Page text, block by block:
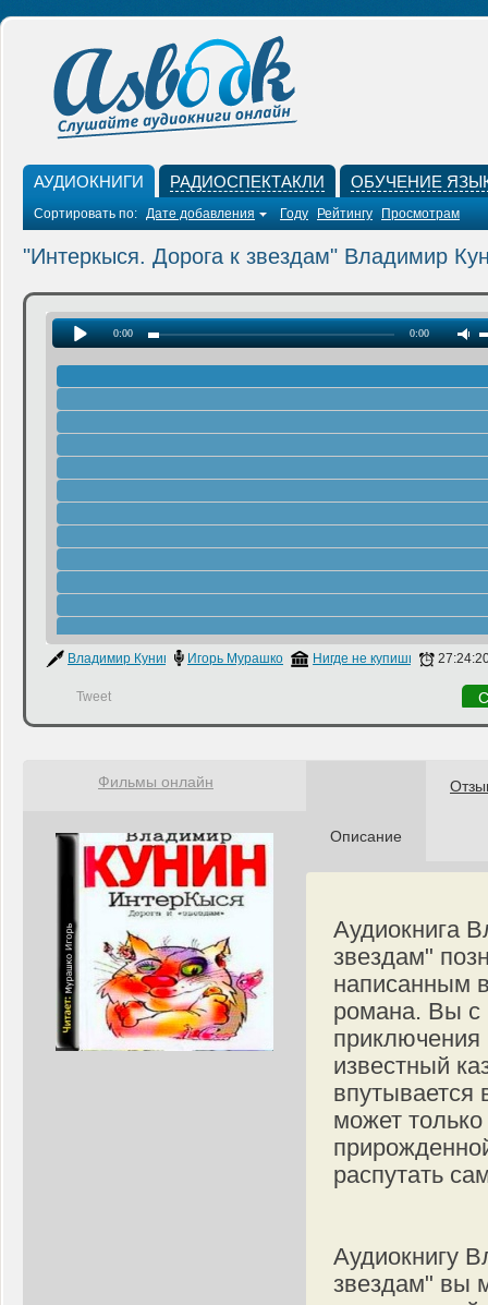
АУДИОКНИГИ РАДИОСПЕКТАКЛИ ОБУЧЕНИЕ
Сортировать по: Дате добавления Году Рейтингу Просмотрам
"Интеркыся. Дорога к звездам" Владимир
0:00 0:00
Владимир Кунин Игорь Мурашко Нигде не купишь
Tweet
Описание
Аудиокнига
звездам"
написанным
романа. Вы с
известный
впутывается
может только
распутать
Аудиокнигу
звездам" вы
Фильмы онлайн